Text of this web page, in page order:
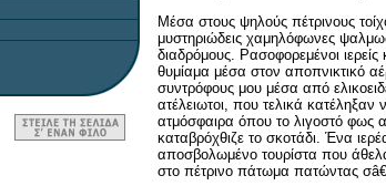
Μέσα στους ψηλούς πέτρινους
μυστηριώδεις χαμηλόφωνες
διαδρόμους. Ρασοφορεμένοι
θυμίαμα μέσα στον αποπνικτικό
συντρόφους μου μέσα από
ατέλειωτοι, που τελικά
ατμόσφαιρα όπου το λιγοστό φως
καταβρόχθιζε το σκοτάδι. Ένα
αποσβολωμένο τουρίστα που
στο πέτρινο πάτωμα πατώντας